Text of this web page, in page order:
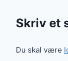
Skriv et
Du skal være